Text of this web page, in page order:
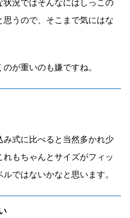
状況ではそんなにはしっこの
うので、そこまで気にはな
が重いのも嫌ですね。
式に比べると当然多かれ少
もちゃんとサイズがフィッ
ではないかなと思います。